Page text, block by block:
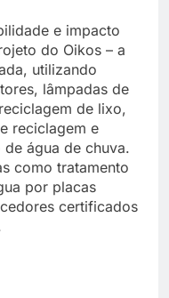
e impacto
do Oikos – a
utilizando
lâmpadas de
de lixo,
reciclagem e
água de chuva.
como tratamento
por placas
certificados